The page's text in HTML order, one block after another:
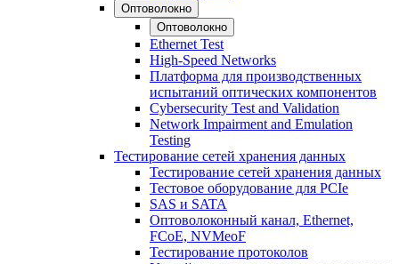
Оптоволокно
Оптоволокно
Ethernet Test
High-Speed Networks
Платформа для производственных
испытаний оптических компонентов
Cybersecurity Test and Validation
Network Impairment and Emulation
Testing
Тестирование сетей хранения данных
Тестирование сетей хранения данных
Тестовое оборудование для PCIe
SAS и SATA
Оптоволоконный канал, Ethernet,
FCoE, NVMeoF
Тестирование протоколов